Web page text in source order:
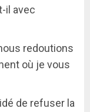
il avec
redoutions
où je vous
de refuser la